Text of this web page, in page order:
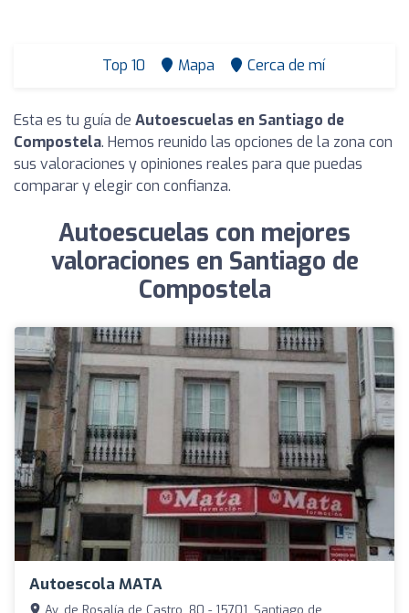
Top 10 Mapa Cerca de mí
Esta es tu guía de Autoescuelas en Santiago de
Compostela. Hemos reunido las opciones de la zona con
sus valoraciones y opiniones reales para que puedas
comparar y elegir con confianza.
Autoescuelas con mejores
valoraciones en Santiago de
Compostela
Autoescola MATA
Av. de Rosalía de Castro, 80 - 15701, Santiago de